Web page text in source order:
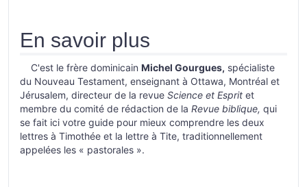
En savoir plus
C'est le frère dominicain Michel Gourgues, spécialiste
du Nouveau Testament, enseignant à Ottawa, Montréal et
Jérusalem, directeur de la revue Science et Esprit et
membre du comité de rédaction de la Revue biblique, qui
se fait ici votre guide pour mieux comprendre les deux
lettres à Timothée et la lettre à Tite, traditionnellement
appelées les « pastorales ».